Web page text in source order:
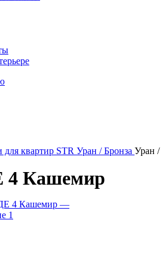
для квартир STR Уран / Бронза Уран /
4 Кашемир